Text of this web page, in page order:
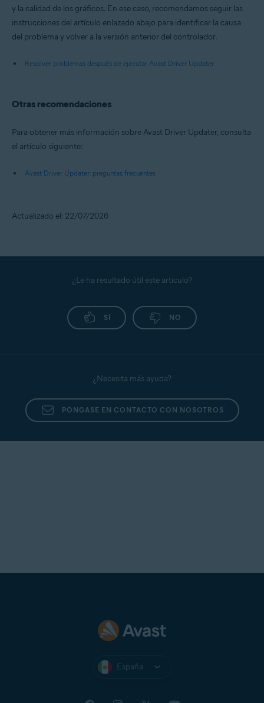
y la calidad de los gráficos. En ese caso, recomendamos seguir las
instrucciones del artículo enlazado abajo para identificar la causa
del problema y volver a la versión anterior del controlador.
Resolver problemas después de ejecutar Avast Driver Updater
Otras recomendaciones
Para obtener más información sobre Avast Driver Updater, consulta
el artículo siguiente:
Avast Driver Updater: preguntas frecuentes
Actualizado el: 22/07/2026
¿Le ha resultado útil este artículo?
SÍ NO
¿Necesita más ayuda?
PÓNGASE EN CONTACTO CON NOSOTROS
España